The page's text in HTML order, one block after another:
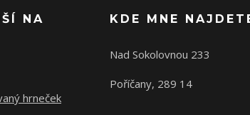
NA
hrneček
KDE MNE
Nad Sokolovnou 233
Poříčany, 289 14